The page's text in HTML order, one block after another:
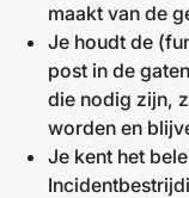
maakt van de
Je houdt de
post in de
die nodig zijn,
worden en
Je kent het